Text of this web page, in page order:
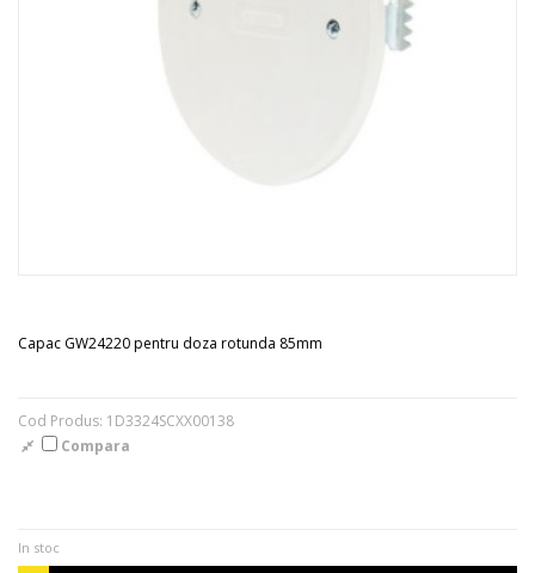
Capac GW24220 pentru doza rotunda 85mm
Cod Produs: 1D3324SCXX00138
Compara
In stoc